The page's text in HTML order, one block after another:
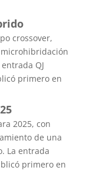
crossover,
QJ
primero en
2025, con
de una
La entrada
primero en